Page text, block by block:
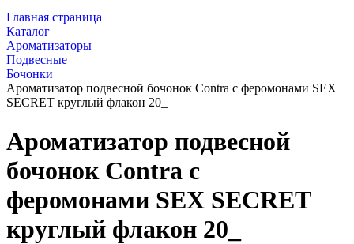
Главная страница
Каталог
Ароматизаторы
Подвесные
Бочонки
Ароматизатор подвесной бочонок Contra с феромонами SEX
SECRET круглый флакон 20_
Ароматизатор подвесной
бочонок Contra с
феромонами SEX SECRET
круглый флакон 20_